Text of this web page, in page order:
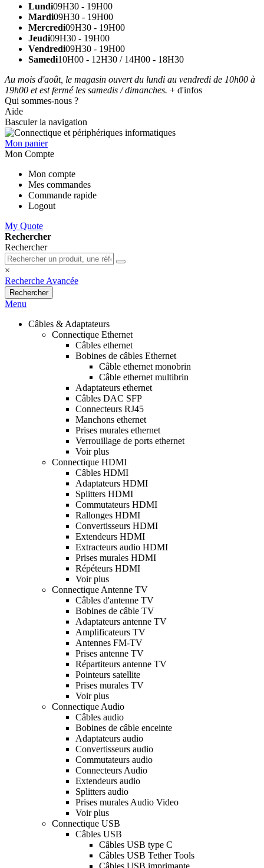
Lundi09H30 - 19H00
Mardi09H30 - 19H00
Mercredi09H30 - 19H00
Jeudi09H30 - 19H00
Vendredi09H30 - 19H00
Samedi10H00 - 12H30 / 14H00 - 18H30
Au mois d'août, le magasin ouvert du lundi au vendredi de 10h00 à
19h00 et est fermé les samedis / dimanches. + d'infos
Qui sommes-nous ?
Aide
Basculer la navigation
Mon panier
Mon Compte
Mon compte
Mes commandes
Commande rapide
Logout
My Quote
Rechercher
Rechercher
×
Recherche Avancée
Rechercher
Menu
Câbles & Adaptateurs
Connectique Ethernet
Câbles ethernet
Bobines de câbles Ethernet
Câble ethernet monobrin
Câble ethernet multibrin
Adaptateurs ethernet
Câbles DAC SFP
Connecteurs RJ45
Manchons ethernet
Prises murales ethernet
Verrouillage de ports ethernet
Voir plus
Connectique HDMI
Câbles HDMI
Adaptateurs HDMI
Splitters HDMI
Commutateurs HDMI
Rallonges HDMI
Convertisseurs HDMI
Extendeurs HDMI
Extracteurs audio HDMI
Prises murales HDMI
Répéteurs HDMI
Voir plus
Connectique Antenne TV
Câbles d'antenne TV
Bobines de câble TV
Adaptateurs antenne TV
Amplificateurs TV
Antennes FM-TV
Prises antenne TV
Répartiteurs antenne TV
Pointeurs satellite
Prises murales TV
Voir plus
Connectique Audio
Câbles audio
Bobines de câble enceinte
Adaptateurs audio
Convertisseurs audio
Commutateurs audio
Connecteurs Audio
Extendeurs audio
Splitters audio
Prises murales Audio Video
Voir plus
Connectique USB
Câbles USB
Câbles USB type C
Câbles USB Tether Tools
Câbles USB imprimante